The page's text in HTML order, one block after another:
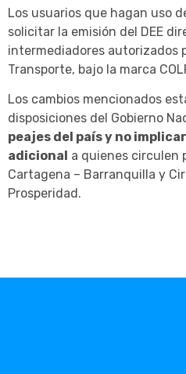
Los usuarios que hagan uso
solicitar la emisión del DEE
intermediadores autorizados
Transporte, bajo la marca
Los cambios mencionados
disposiciones del Gobierno
peajes del país y no
adicional a quienes circulen
Cartagena – Barranquilla y
Prosperidad.